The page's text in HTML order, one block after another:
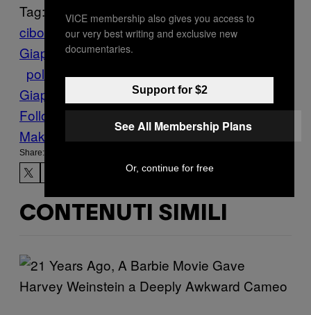
Tag:
cibo
Cucina
Giapponese Munchies
pollo fritto Ricette Ricette
Giapponesi
Ricette Panini Sandwich
Follow Us On Discover
Make Us Preferred In Top Stories
Share:
CONTENUTI SIMILI
VICE membership also gives you access to
our very best writing and exclusive new
documentaries.
Support for $2
See All Membership Plans
Or, continue for free